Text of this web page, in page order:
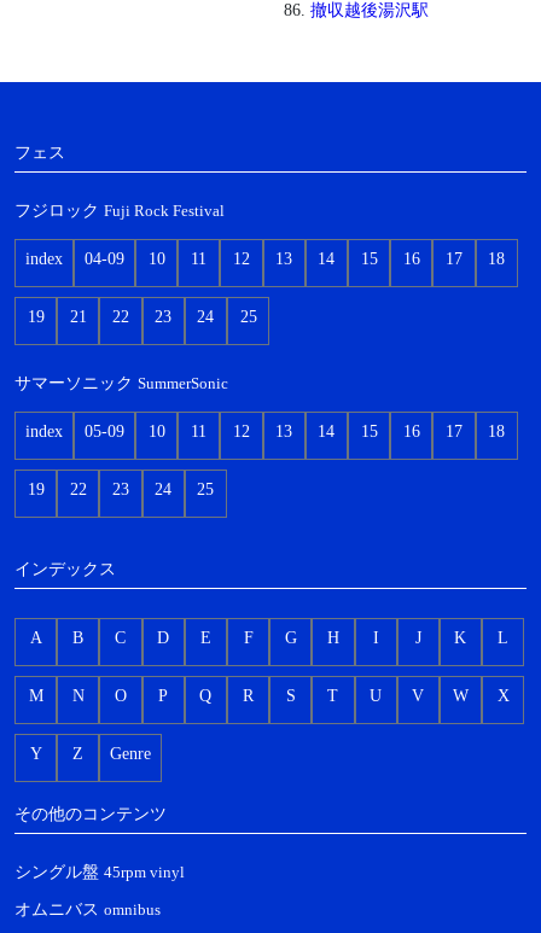
撤収越後湯沢駅
フェス
フジロック Fuji Rock Festival
index 04-09 10 11 12 13 14 15 16 17 18
19 21 22 23 24 25
サマーソニック SummerSonic
index 05-09 10 11 12 13 14 15 16 17 18
19 22 23 24 25
インデックス
A B C D E F G H I J K L
M N O P Q R S T U V W X
Y Z Genre
その他のコンテンツ
シングル盤 45rpm vinyl
オムニバス omnibus